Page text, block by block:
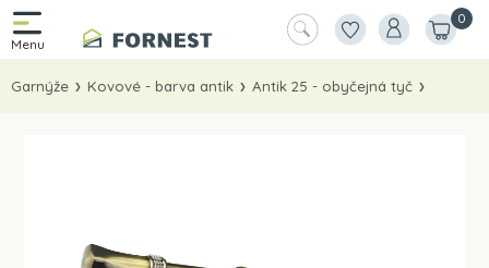
0
Garnýže Kovové - barva antik Antik 25 - obyčejná tyč